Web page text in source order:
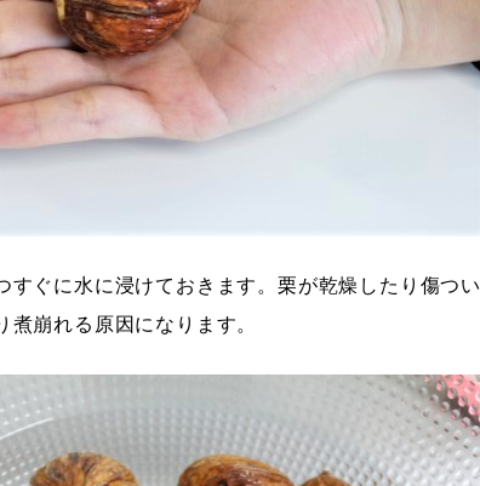
すぐに水に浸けておきます。栗が乾燥したり傷つい
崩れる原因になります。